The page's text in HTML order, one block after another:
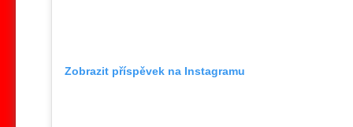
Zobrazit příspěvek na Instagramu